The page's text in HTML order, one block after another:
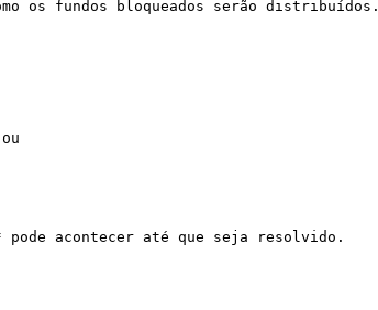
os fundos bloqueados serão distribuídos.
pode acontecer até que seja resolvido.